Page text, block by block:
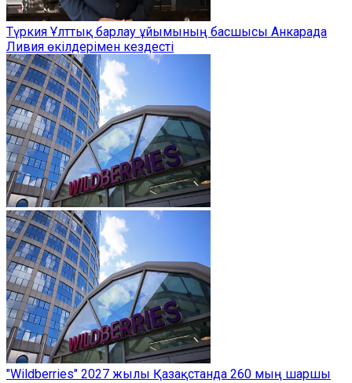
Түркия Ұлттық барлау ұйымының басшысы Анкарада
Ливия өкілдерімен кездесті
"Wildberries" 2027 жылы Қазақстанда 260 мың шаршы